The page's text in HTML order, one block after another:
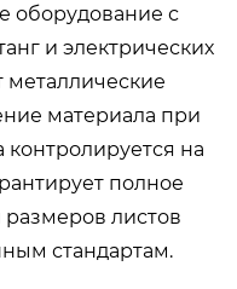
оборудование с
и электрических
металлические
материала при
контролируется на
полное
размеров листов
стандартам.